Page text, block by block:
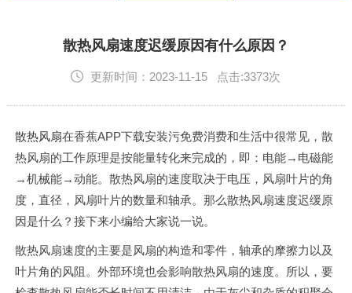
联系方式
客户留言
人才招聘
散热风扇速度迟缓原因有什么原因？
更新时间：2023-11-15 点击:3373次
散热风扇在香蕉APP下载安装污免费消费和生活中很常见，散
热风扇的工作原理是按能量转化来完成的，即：电能→电磁能
→机械能→动能。散热风扇的速度取决于电压，风扇叶片的角
度，直径，风扇叶片的数量和轴承。那么散热风扇速度迟缓原
因是什么？接下来小编给大家说一说。
散热风扇速度的主要是风扇的构造和零件，轴承的摩擦力以及
叶片角的风阻。外部环境也会影响散热风扇的速度。所以，要